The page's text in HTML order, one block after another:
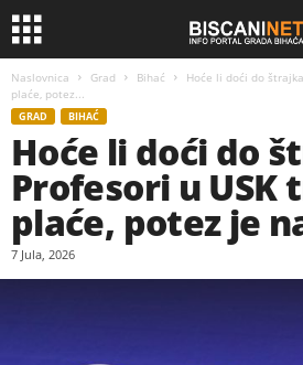
Naslovnica Grad Bihać
Hoće li doći do
plaće, potez...
GRAD BIHAĆ
Hoće li doći do
Profesori u USK
plaće, potez je
7 Jula, 2026